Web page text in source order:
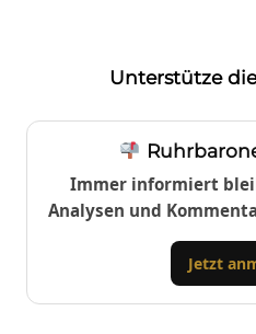
Unterstütze
Immer informiert
Analysen und
Jetzt